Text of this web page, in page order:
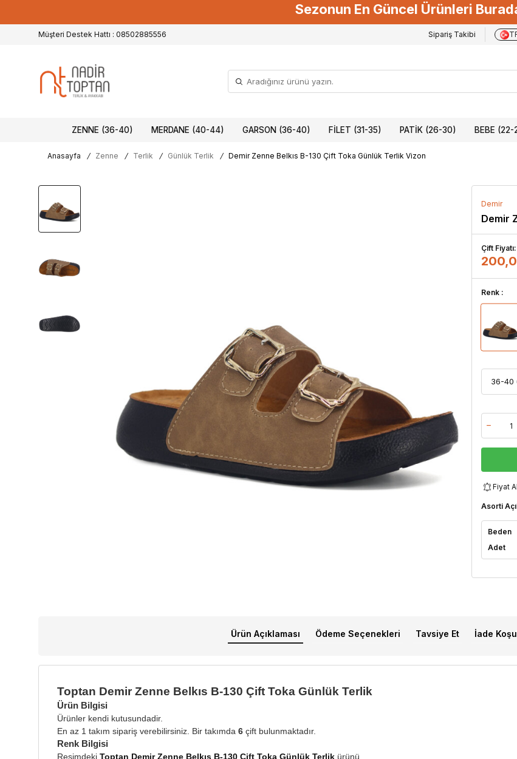
Sezonun En Güncel Ürünleri
Müşteri Destek Hattı : 08502885556 Sipariş Takibi
ZENNE (36-40) MERDANE (40-44) GARSON (36-40) FILET (31-35) PATIK (26-30) BEBE (22-
Anasayfa / Zenne / Terlik / Günlük Terlik / Demir Zenne Belkıs B-130 Çift Toka Günlük Terlik Vizon
Demir
Demir
Çift Fiyatı:
Renk :
Fiyat
Asorti
Beden
Adet
Ürün Açıklaması Ödeme Seçenekleri Tavsiye Et İade
Toptan Demir Zenne Belkıs B-130 Çift Toka Günlük Terlik
Ürün Bilgisi
Ürünler kendi kutusundadir.
En az 1 takım sipariş verebilirsiniz. Bir takımda 6 çift bulunmaktadır.
Renk Bilgisi
Resimdeki Toptan Demir Zenne Belkıs B-130 Çift Toka Günlük Terlik ürünü